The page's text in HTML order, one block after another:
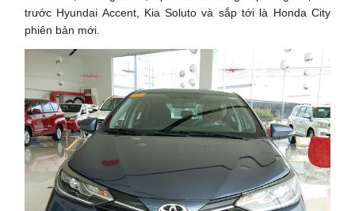
trước Hyundai Accent, Kia Soluto và sắp tới là Honda City
phiên bản mới.